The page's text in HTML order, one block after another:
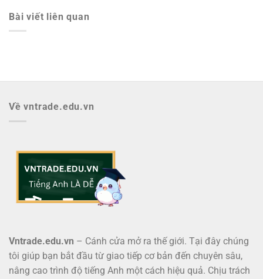
Bài viết liên quan
Về vntrade.edu.vn
Vntrade.edu.vn – Cánh cửa mở ra thế giới. Tại đây chúng
tôi giúp bạn bắt đầu từ giao tiếp cơ bản đến chuyên sâu,
nâng cao trình độ tiếng Anh một cách hiệu quả. Chịu trách